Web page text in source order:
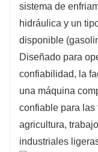
sistema de
hidráulica y un
disponible
Diseñado para
confiabilidad, la
una máquina
confiable para las
agricultura,
industriales